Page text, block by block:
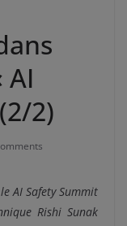
AI
2)
AI Safety Summit
Rishi Sunak